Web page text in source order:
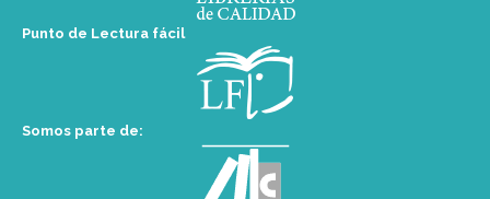
Punto de Lectura fácil
Somos parte de: